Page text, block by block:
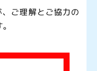
ご理解とご協力の